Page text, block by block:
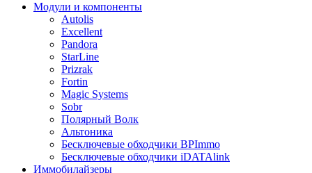
Модули и компоненты
Autolis
Excellent
Pandora
StarLine
Prizrak
Fortin
Magic Systems
Sobr
Полярный Волк
Альтоника
Бесключевые обходчики BPImmo
Бесключевые обходчики iDATAlink
Иммобилайзеры